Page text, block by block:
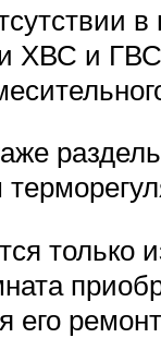
ХВС и
только
его